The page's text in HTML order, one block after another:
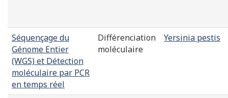
Séquençage du
Génome Entier
(WGS) et Détection
moléculaire par PCR
en temps réel
Différenciation
moléculaire
Yersinia pestis